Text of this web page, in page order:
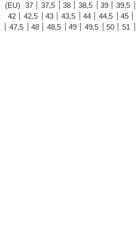
(EU) 37 37,5 38 38,5 39 39,5
42
42,5 43 43,5 44 44,5 45
47,5
48 48,5 49 49,5 50 51